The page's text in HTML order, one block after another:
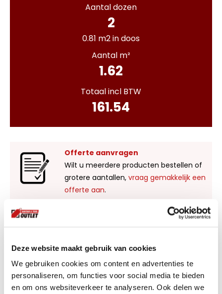
Deze website maakt gebruik van cookies
We gebruiken cookies om content en advertenties te
personaliseren, om functies voor social media te bieden
en om ons websiteverkeer te analyseren. Ook delen we
Aantal dozen
2
0.81 m2 in doos
Aantal m²
1.62
Totaal incl BTW
161.54
Offerte aanvragen
Wilt u meerdere producten bestellen of
grotere aantallen, vraag gemakkelijk een
offerte aan.
voldoende parkeergelegenheid en ruime
voorraad! Het is nu ook mogelijk om in de
winkel te kijken via Street View!